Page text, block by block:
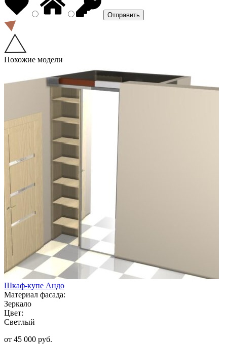
Похожие модели
Шкаф-купе Андо
Материал фасада:
Зеркало
Цвет:
Светлый
от 45 000 руб.